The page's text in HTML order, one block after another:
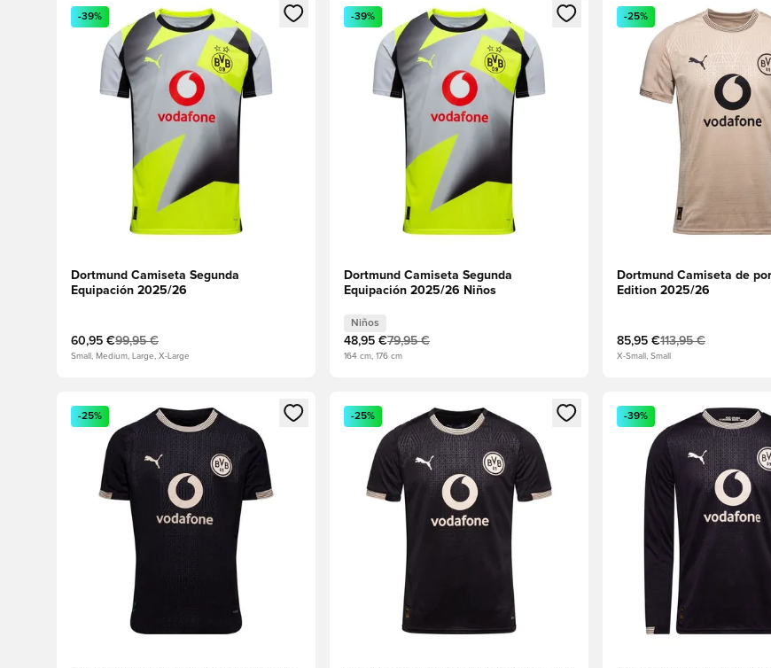
Abre un modal para iniciar sesión o registrarse como miembro
-39%
Dortmund Camiseta Segunda
Equipación 2025/26
60,95 €99,95 €
Small, Medium, Large, X-Large
Abre un modal para iniciar sesión o registrarse como miembro
-39%
Dortmund Camiseta Segunda
Equipación 2025/26 Niños
Niños
48,95 €79,95 €
164 cm, 176 cm
Abre un modal para
-25%
Dortmund Camiseta de
Edition 2025/26
85,95 €113,95 €
X-Small, Small
Abre un modal para iniciar sesión o registrarse como miembro
-25%
Abre un modal para iniciar sesión o registrarse como miembro
-25%
Abre un modal para
-39%